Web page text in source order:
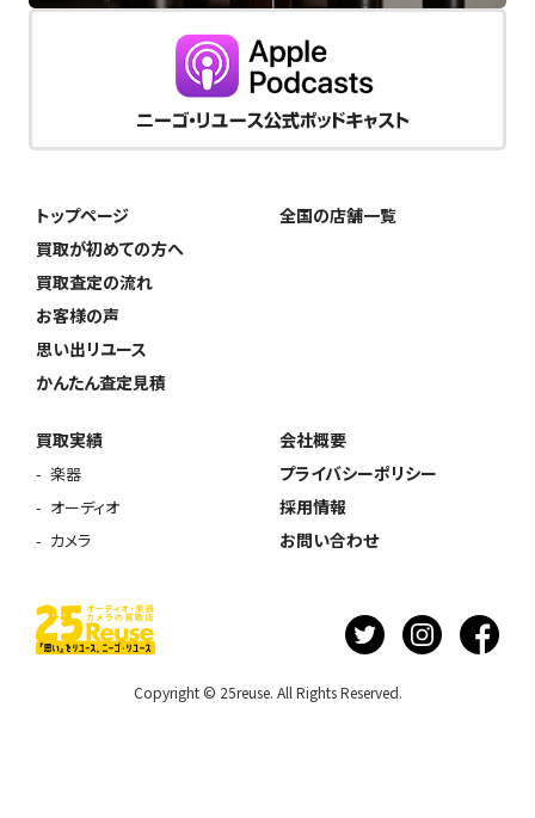
トップページ
買取が初めての方へ
買取査定の流れ
お客様の声
思い出リユース
かんたん査定見積
全国の店舗一覧
買取実績
楽器
オーディオ
カメラ
会社概要
プライバシーポリシー
採用情報
お問い合わせ
Copyright © 25reuse. All Rights Reserved.